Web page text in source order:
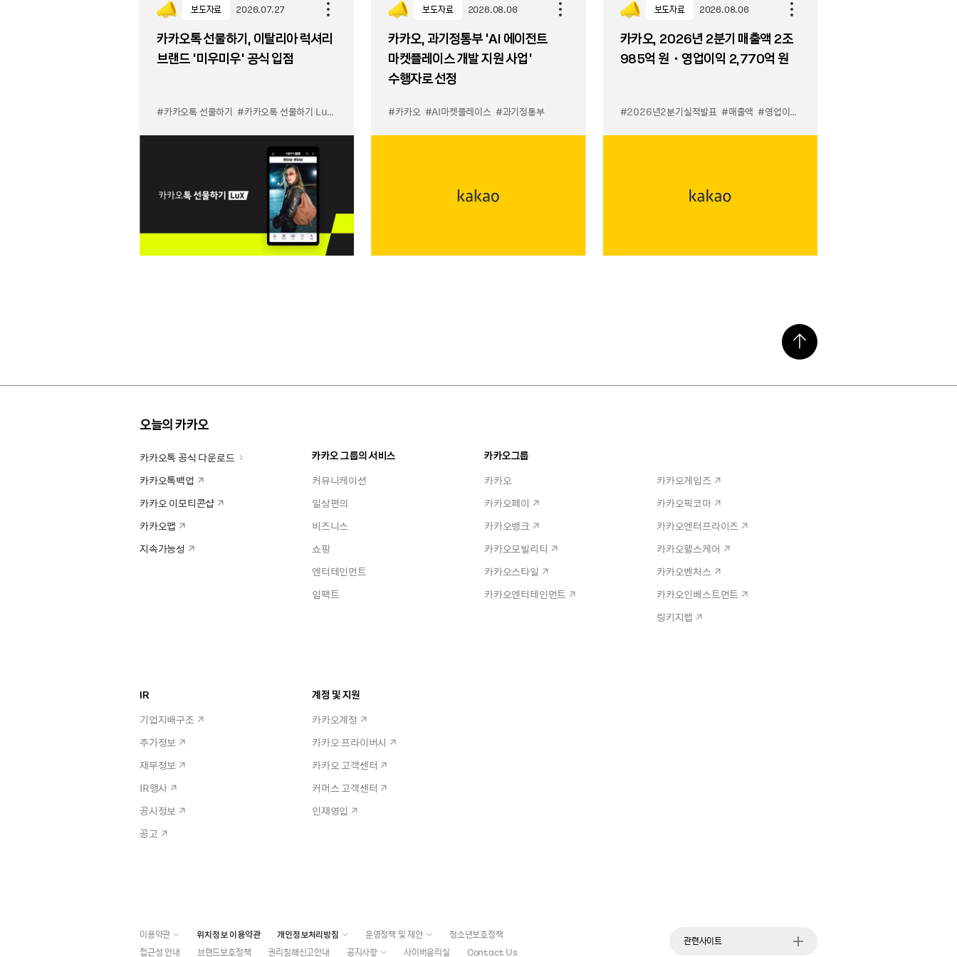
보도자료 2026.07.27
카카오톡 선물하기, 이탈리아 럭셔리
브랜드 '미우미우' 공식 입점
#카카오톡 선물하기 #카카오톡 선물하기 LuX 미우미우 입점 #선물하기 LuX #선물하기 미우미우 입점
보도자료 2026.08.06
카카오, 과기정통부 ‘AI 에이전트
마켓플레이스 개발 지원 사업’
수행자로 선정
#카카오 #AI마켓플레이스 #과기정통부
보도자료 2026.08.06
카카오, 2026년 2분기 매출액 2조
985억 원・영업이익 2,770억 원
#2026년2분기실적발표 #매출액 #영업이익
오늘의 카카오
카카오톡 공식 다운로드
카카오톡백업
카카오 이모티콘샵
카카오맵
지속가능성
카카오 그룹의 서비스
커뮤니케이션
일상편의
비즈니스
쇼핑
엔터테인먼트
임팩트
카카오그룹
카카오
카카오페이
카카오뱅크
카카오모빌리티
카카오스타일
카카오엔터테인먼트
카카오게임즈
카카오픽코마
카카오엔터프라이즈
카카오헬스케어
카카오벤처스
카카오인베스트먼트
링키지랩
IR
기업지배구조
주가정보
재무정보
IR행사
공시정보
공고
계정 및 지원
카카오계정
카카오 프라이버시
카카오 고객센터
커머스 고객센터
인재영입
이용약관 위치정보 이용약관 개인정보처리방침 운영정책 및 제안
청소년보호정책
접근성 안내
브랜드보호정책 권리침해신고안내 공지사항 사이버윤리실 Contact Us
관련사이트